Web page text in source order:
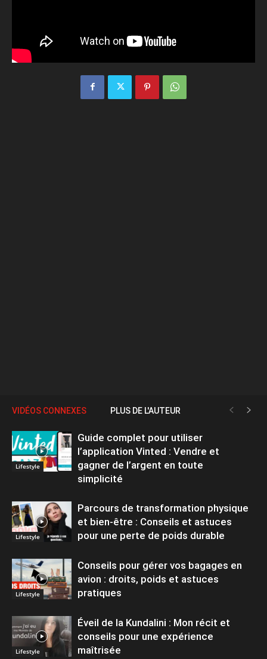
VIDÉOS CONNEXES PLUS DE L'AUTEUR
Lifestyle
Guide complet pour utiliser
l’application Vinted : Vendre et
gagner de l’argent en toute
simplicité
Lifestyle
Parcours de transformation physique
et bien-être : Conseils et astuces
pour une perte de poids durable
Lifestyle
Conseils pour gérer vos bagages en
avion : droits, poids et astuces
pratiques
Lifestyle
Éveil de la Kundalini : Mon récit et
conseils pour une expérience
maîtrisée